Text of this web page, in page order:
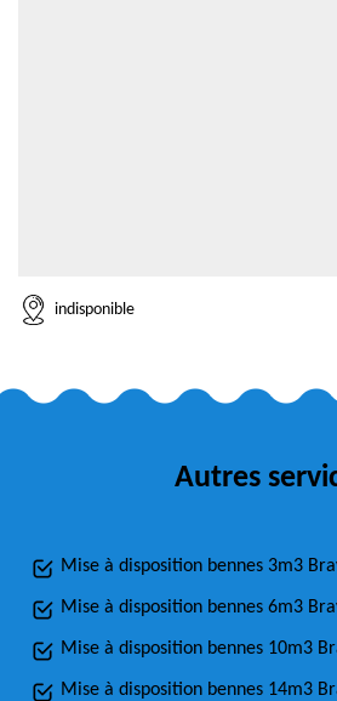
indisponible
Autres
Mise à disposition bennes 3m3
Mise à disposition bennes 6m3
Mise à disposition bennes 10m3
Mise à disposition bennes 14m3